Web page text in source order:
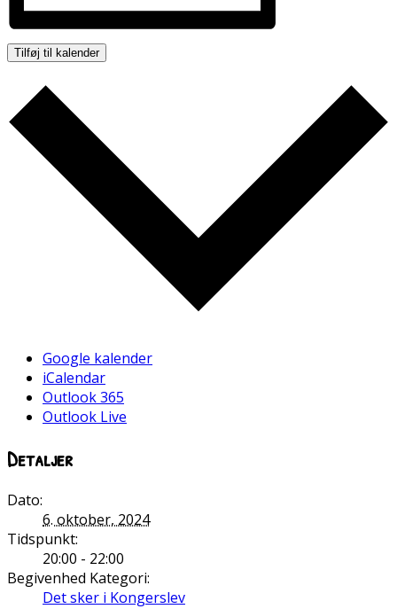
Tilføj til kalender
Google kalender
iCalendar
Outlook 365
Outlook Live
Detaljer
Dato:
6. oktober, 2024
Tidspunkt:
20:00 - 22:00
Begivenhed Kategori:
Det sker i Kongerslev